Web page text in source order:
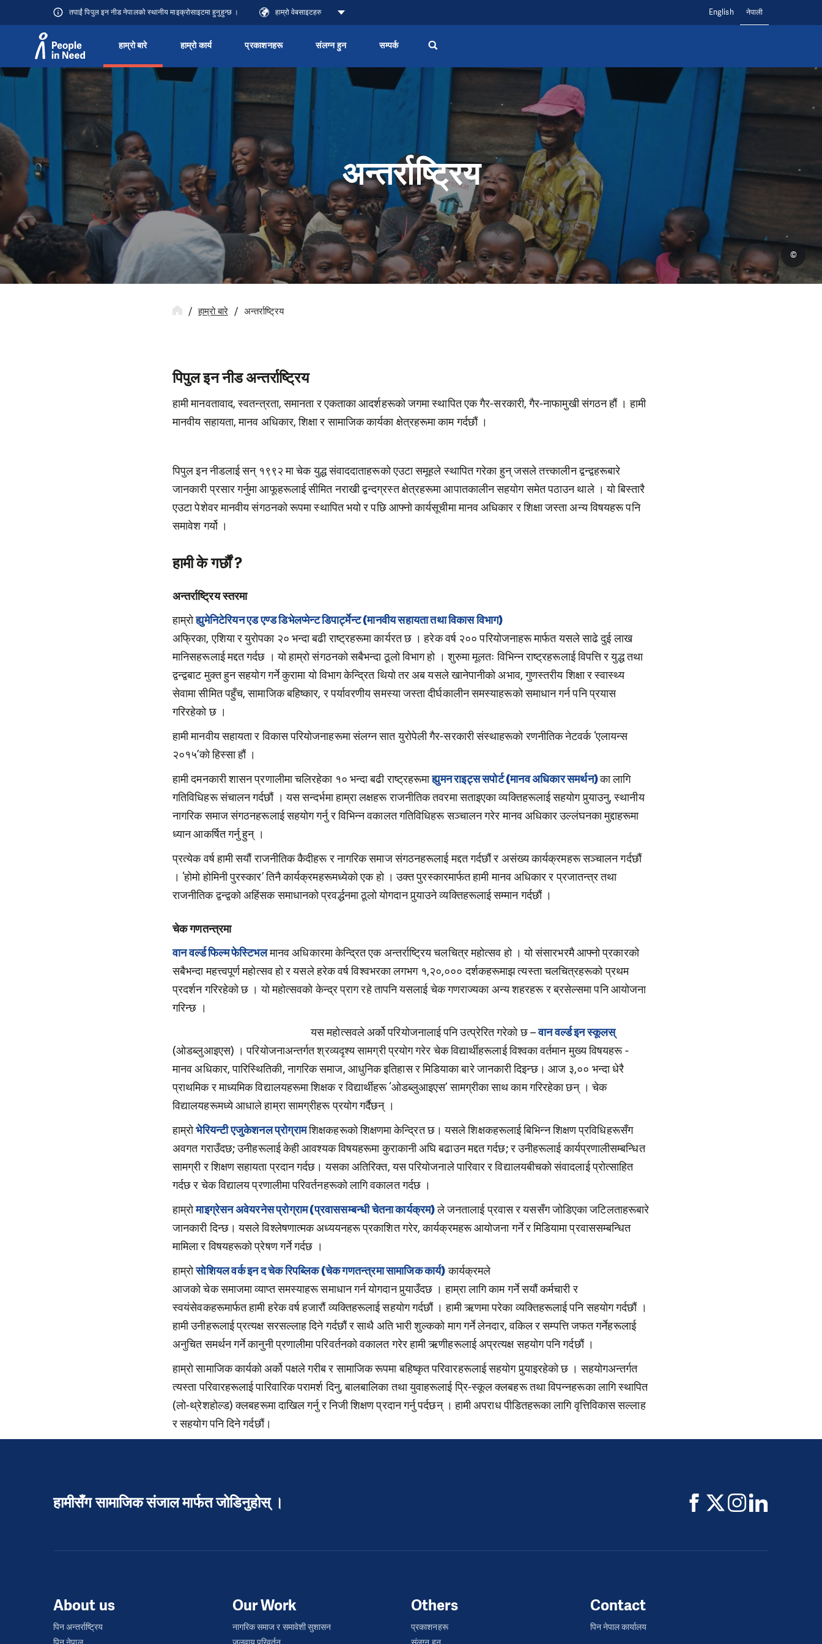
Přeskočit na obsah
तपाईं पिपुल इन नीड नेपालको स्थानीय माइक्रोसाइटमा हुनुहुन्छ । हाम्रो वेबसाइटहरु English नेपाली
हाम्रो बारे हाम्रो कार्य प्रकाशनहरू संलग्न हुन सम्पर्क
अन्तर्राष्ट्रिय
©
हाम्रो बारे अन्तर्राष्ट्रिय
पिपुल इन नीड अन्तर्राष्ट्रिय
हामी मानवतावाद, स्वतन्त्रता, समानता र एकताका आदर्शहरूको जगमा स्थापित एक गैर-सरकारी, गैर-नाफामुखी संगठन हौं । हामी
मानवीय सहायता, मानव अधिकार, शिक्षा र सामाजिक कार्यका क्षेत्रहरूमा काम गर्दछौं ।
पिपुल इन नीडलाई सन् १९९२ मा चेक युद्ध संवाददाताहरूको एउटा समूहले स्थापित गरेका हुन् जसले तत्त्कालीन द्वन्द्वहरूबारे
जानकारी प्रसार गर्नुमा आफूहरूलाई सीमित नराखी द्वन्दग्रस्त क्षेत्रहरूमा आपातकालीन सहयोग समेत पठाउन थाले । यो बिस्तारै
एउटा पेशेवर मानवीय संगठनको रूपमा स्थापित भयो र पछि आफ्नो कार्यसूचीमा मानव अधिकार र शिक्षा जस्ता अन्य विषयहरू पनि
समावेश गर्यो ।
हामी के गर्छौं ?
अन्तर्राष्ट्रिय स्तरमा
हाम्रोह्युमेनिटेरियन एड एण्ड डिभेलप्मेन्ट डिपार्ट्मेन्ट (मानवीय सहायता तथा विकास विभाग)
अफ्रिका, एशिया र युरोपका २० भन्दा बढी राष्ट्रहरूमा कार्यरत छ । हरेक वर्ष २०० परियोजनाहरू मार्फत यसले साढे दुई लाख
मानिसहरूलाई मद्दत गर्दछ । यो हाम्रो संगठनको सबैभन्दा ठूलो विभाग हो । शुरुमा मूलतः विभिन्न राष्ट्रहरूलाई विपत्ति र युद्ध तथा
द्वन्द्वबाट मुक्त हुन सहयोग गर्ने कुरामा यो विभाग केन्द्रित थियो तर अब यसले खानेपानीको अभाव, गुणस्तरीय शिक्षा र स्वास्थ्य
सेवामा सीमित पहुँच, सामाजिक बहिष्कार, र पर्यावरणीय समस्या जस्ता दीर्घकालीन समस्याहरूको समाधान गर्न पनि प्रयास
गरिरहेको छ ।
हामी मानवीय सहायता र विकास परियोजनाहरूमा संलग्न सात युरोपेली गैर-सरकारी संस्थाहरूको रणनीतिक नेटवर्क ‘एलायन्स
२०१५’को हिस्सा हौं ।
हामी दमनकारी शासन प्रणालीमा चलिरहेका १० भन्दा बढी राष्ट्रहरूमाह्युमन राइट्स सपोर्ट (मानव अधिकार समर्थन)का लागि
गतिविधिहरू संचालन गर्दछौं । यस सन्दर्भमा हाम्रा लक्षहरू राजनीतिक तवरमा सताइएका व्यक्तिहरूलाई सहयोग पुर्‍याउनु, स्थानीय
नागरिक समाज संगठनहरूलाई सहयोग गर्नु र विभिन्न वकालत गतिविधिहरू सञ्चालन गरेर मानव अधिकार उल्लंघनका मुद्दाहरूमा
ध्यान आकर्षित गर्नु हुन् ।
प्रत्येक वर्ष हामी सयौं राजनीतिक कैदीहरू र नागरिक समाज संगठनहरूलाई मद्दत गर्दछौं र असंख्य कार्यक्रमहरू सञ्चालन गर्दछौं
। ‘होमो होमिनी पुरस्कार’ तिनै कार्यक्रमहरूमध्येको एक हो । उक्त पुरस्कारमार्फत हामी मानव अधिकार र प्रजातन्त्र तथा
राजनीतिक द्वन्द्वको अहिंसक समाधानको प्रवर्द्धनमा ठूलो योगदान पुर्‍याउने व्यक्तिहरूलाई सम्मान गर्दछौं ।
चेक गणतन्त्रमा
वान वर्ल्ड फिल्म फेस्टिभलमानव अधिकारमा केन्द्रित एक अन्तर्राष्ट्रिय चलचित्र महोत्सव हो । यो संसारभरमै आफ्नो प्रकारको
सबैभन्दा महत्त्वपूर्ण महोत्सव हो र यसले हरेक वर्ष विश्वभरका लगभग १,२०,००० दर्शकहरूमाझ त्यस्ता चलचित्रहरूको प्रथम
प्रदर्शन गरिरहेको छ । यो महोत्सवको केन्द्र प्राग रहे तापनि यसलाई चेक गणराज्यका अन्य शहरहरू र ब्रसेल्समा पनि आयोजना
गरिन्छ ।
यस महोत्सवले अर्को परियोजनालाई पनि उत्प्रेरित गरेको छ –वान वर्ल्ड इन स्कूलस्
(ओडब्लुआइएस) । परियोजनाअन्तर्गत श्रव्यदृश्य सामग्री प्रयोग गरेर चेक विद्यार्थीहरूलाई विश्वका वर्तमान मुख्य विषयहरू -
मानव अधिकार, पारिस्थितिकी, नागरिक समाज, आधुनिक इतिहास र मिडियाका बारे जानकारी दिइन्छ। आज ३,०० भन्दा धेरै
प्राथमिक र माध्यमिक विद्यालयहरूमा शिक्षक र विद्यार्थीहरू ‘ओडब्लुआइएस’ सामग्रीका साथ काम गरिरहेका छन् । चेक
विद्यालयहरूमध्ये आधाले हाम्रा सामग्रीहरू प्रयोग गर्दैछन् ।
हाम्रोभेरियन्टी एजुकेशनल प्रोग्रामशिक्षकहरूको शिक्षणमा केन्द्रित छ। यसले शिक्षकहरूलाई बिभिन्न शिक्षण प्रविधिहरूसँग
अवगत गराउँदछ; उनीहरूलाई केही आवश्यक विषयहरूमा कुराकानी अघि बढाउन मद्दत गर्दछ; र उनीहरूलाई कार्यप्रणालीसम्बन्धित
सामग्री र शिक्षण सहायता प्रदान गर्दछ। यसका अतिरिक्त, यस परियोजनाले पारिवार र विद्यालयबीचको संवादलाई प्रोत्साहित
गर्दछ र चेक विद्यालय प्रणालीमा परिवर्तनहरूको लागि वकालत गर्दछ ।
हाम्रोमाइग्रेसन अवेयरनेस प्रोग्राम (प्रवाससम्बन्धी चेतना कार्यक्रम)ले जनतालाई प्रवास र यससँग जोडिएका जटिलताहरूबारे
जानकारी दिन्छ। यसले विश्लेषणात्मक अध्ययनहरू प्रकाशित गरेर, कार्यक्रमहरू आयोजना गर्ने र मिडियामा प्रवाससम्बन्धित
मामिला र विषयहरूको प्रेषण गर्ने गर्दछ ।
हाम्रोसोशियल वर्क इन द चेक रिपब्लिक (चेक गणतन्त्रमा सामाजिक कार्य)कार्यक्रमले
आजको चेक समाजमा व्याप्त समस्याहरू समाधान गर्न योगदान पुर्‍याउँदछ । हाम्रा लागि काम गर्ने सयौं कर्मचारी र
स्वयंसेवकहरूमार्फत हामी हरेक वर्ष हजारौं व्यक्तिहरूलाई सहयोग गर्दछौं । हामी ऋणमा परेका व्यक्तिहरूलाई पनि सहयोग गर्दछौं ।
हामी उनीहरूलाई प्रत्यक्ष सरसल्लाह दिने गर्दछौं र साथै अति भारी शुल्कको माग गर्ने लेनदार, वकिल र सम्पत्ति जफत गर्नेहरूलाई
अनुचित समर्थन गर्ने कानुनी प्रणालीमा परिवर्तनको वकालत गरेर हामी ऋणीहरूलाई अप्रत्यक्ष सहयोग पनि गर्दछौं ।
हाम्रो सामाजिक कार्यको अर्को पक्षले गरीब र सामाजिक रूपमा बहिष्कृत परिवारहरूलाई सहयोग पुर्‍याइरहेको छ । सहयोगअन्तर्गत
त्यस्ता परिवारहरूलाई पारिवारिक परामर्श दिनु, बालबालिका तथा युवाहरूलाई प्रि-स्कूल क्लबहरू तथा विपन्नहरूका लागि स्थापित
(लो-थ्रेशहोल्ड) क्लबहरूमा दाखिल गर्नु र निजी शिक्षण प्रदान गर्नु पर्दछन् । हामी अपराध पीडितहरूका लागि वृत्तिविकास सल्लाह
र सहयोग पनि दिने गर्दछौं।
हामीसँग सामाजिक संजाल मार्फत जोडिनुहोस् ।
About us
पिन अन्तर्राष्ट्रिय
Our Work
नागरिक समाज र समावेशी सुशासन
Others
प्रकाशनहरू
Contact
पिन नेपाल कार्यालय